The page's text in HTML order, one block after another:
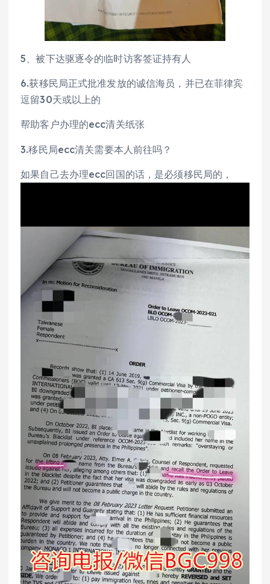
5、被下达驱逐令的临时访客签证持有人
6.获移民局正式批准发放的诚信海员，并已在菲律宾
逗留30天或以上的
帮助客户办理的ecc清关纸张
3.移民局ecc清关需要本人前往吗？
如果自己去办理ecc回国的话，是必须移民局的，